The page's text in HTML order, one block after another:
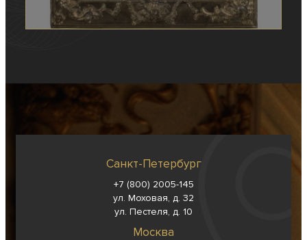
Санкт-Петербург
+7 (800) 2005-145
ул. Моховая, д. 32
ул. Пестеля, д. 10
Москва